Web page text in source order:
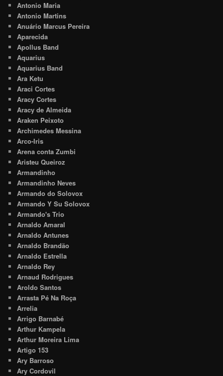
Antonio Maria
Antonio Martins
Anuário Marcus Pereira
Aparecida
Apollus Band
Aquarius
Aquarius Band
Ara Ketu
Araci Cortes
Aracy Cortes
Aracy de Almeida
Araken Peixoto
Archimedes Messina
Arco-Iris
Arena conta Zumbi
Aristeu Queiroz
Armandinho
Armandinho Neves
Armando do Solovox
Armando Y Su Solovox
Armando's Trio
Arnaldo Amaral
Arnaldo Antunes
Arnaldo Brandão
Arnaldo Estrella
Arnaldo Rey
Arnaud Rodrigues
Aroldo Santos
Arrasta Pé Na Roça
Arrelia
Arrigo Barnabé
Arthur Kampela
Arthur Moreira Lima
Artigo 153
Ary Barroso
Ary Cordovil